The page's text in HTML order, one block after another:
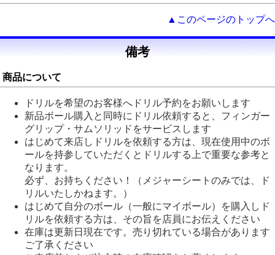
▲このページのトップへ
備考
商品について
ドリルを希望のお客様へドリル予約をお願いします
新品ボール購入と同時にドリル依頼すると、フィンガー
グリップ・サムソリッドをサービスします
はじめて来店しドリルを依頼する方は、現在使用中のボ
ールを持参していただくとドリルする上で重要な参考と
なります。
必ず、お持ちください！（メジャーシートのみでは、ド
リルいたしかねます。）
はじめて自分のボール（一般にマイボール）を購入しド
リルを依頼する方は、その旨を店員にお伝えください
在庫は更新日現在です。売り切れている場合があります
ご了承ください